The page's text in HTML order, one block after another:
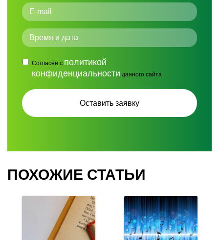
Согласен с политикой
конфиденциальности данного сайта
ПОХОЖИЕ СТАТЬИ